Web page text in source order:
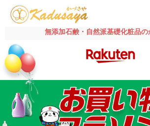
無添加石鹸・自然派基礎化粧品の
コ
ン
テ
ン
キ